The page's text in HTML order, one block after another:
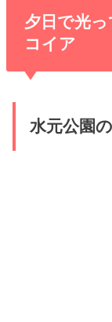
夕日で光
コイア
水元公園